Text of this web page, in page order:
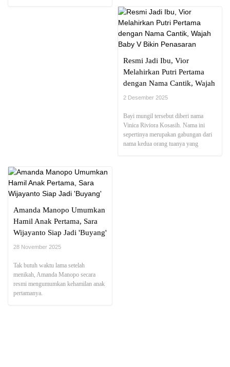
Resmi Jadi Ibu, Vior
Melahirkan Putri Pertama
dengan Nama Cantik, Wajah
Baby V Bikin Penasaran
2 Desember 2025
Bayi mungil tersebut diberi nama
Vinica Riviora Kosasih. Nama ini
sepertinya merupakan gabungan dari
nama kedua orang tuanya yang
Amanda Manopo Umumkan
Hamil Anak Pertama, Sara
Wijayanto Siap Jadi 'Buyang'
28 November 2025
Tak butuh waktu lama setelah
menikah, Amanda Manopo secara
resmi mengumumkan kehamilan anak
pertamanya.